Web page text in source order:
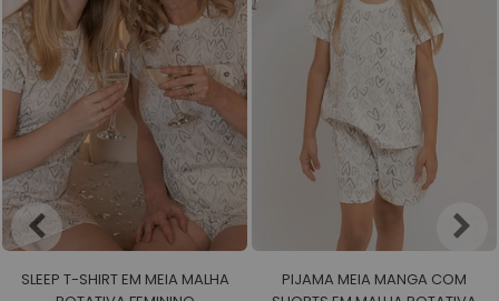
SLEEP T-SHIRT EM MEIA MALHA
PIJAMA MEIA MANGA COM